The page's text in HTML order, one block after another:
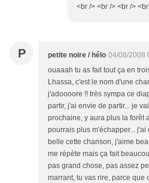
<br /> <br /> <br />
P petite noire / hélo 04/08/2008
ouaaah tu as fait tout ça en
Lhassa, c'est le nom d'une
j'adoooore !! très sympa ce
partir, j'ai envie de partir... je
prochaine, y aura plus la forêt
pourrais plus m'échapper...
belle cette chanson, j'aime
me répète mais ça fait
pas grand chose, pas assez
marrant, tu vas rire, parce que